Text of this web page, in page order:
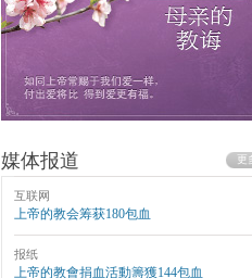
媒体报道
互联网
上帝的教会筹获180包血
报纸
上帝的教會捐血活動籌獲144包血